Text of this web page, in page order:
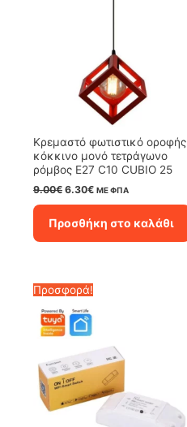
Κρεμαστό φωτιστικό οροφής
κόκκινο μονό τετράγωνο
ρόμβος Ε27 C10 CUBIO 25
9.00€ Original
price
9.00€.
6.30€Η
τρέχουσα
είναι:
6.30€.
ΜΕ ΦΠΑ
Προσθήκη στο καλάθι
Προσφορά!